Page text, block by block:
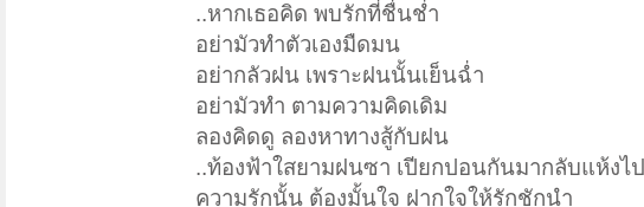
..หากเธอคิด พบรักที่ชื่นช่ำ
อย่ามัวทำตัวเองมืดมน
อย่ากลัวฝน เพราะฝนนั้นเย็นฉ่ำ
อย่ามัวทำ ตามความคิดเดิม
ลองคิดดู ลองหาทางสู้กับฝน
..ท้องฟ้าใสยามฝนซา เปียกปอนกันมากลับแห้งไป
ความรักนั้น ต้องมั้นใจ ฝากใจให้รักชักนำ